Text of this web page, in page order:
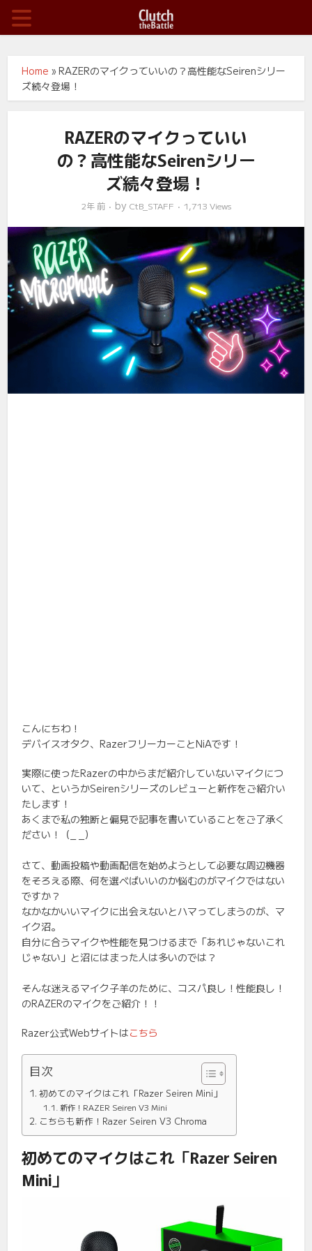
Home »RAZERのマイクっていいの？高性能なSeirenシリー
ズ続々登場！
RAZERのマイクっていい
の？高性能なSeirenシリー
ズ続々登場！
2年 前 by CtB_STAFF 1,713 Views
こんにちわ！
デバイスオタク、RazerフリーカーことNiAです！
実際に使ったRazerの中からまだ紹介していないマイクにつ
いて、というかSeirenシリーズのレビューと新作をご紹介い
たします！
あくまで私の独断と偏見で記事を書いていることをご了承く
ださい！（_ _）
さて、動画投稿や動画配信を始めようとして必要な周辺機器
をそろえる際、何を選べばいいのか悩むのがマイクではない
ですか？
なかなかいいマイクに出会えないとハマってしまうのが、マ
イク沼。
自分に合うマイクや性能を見つけるまで「あれじゃないこれ
じゃない」と沼にはまった人は多いのでは？
そんな迷えるマイク子羊のために、コスパ良し！性能良し！
のRAZERのマイクをご紹介！！
Razer公式Webサイトはこちら
目次
初めてのマイクはこれ「Razer Seiren Mini」
新作！RAZER Seiren V3 Mini
こちらも新作！Razer Seiren V3 Chroma
初めてのマイクはこれ「Razer Seiren
Mini 」